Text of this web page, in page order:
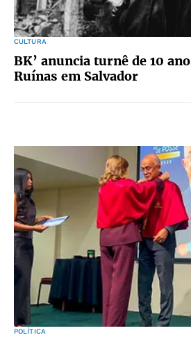
CULTURA
BK’ anuncia turnê de 10
Ruínas em Salvador
POLÍTICA